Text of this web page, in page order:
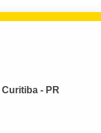
- PR